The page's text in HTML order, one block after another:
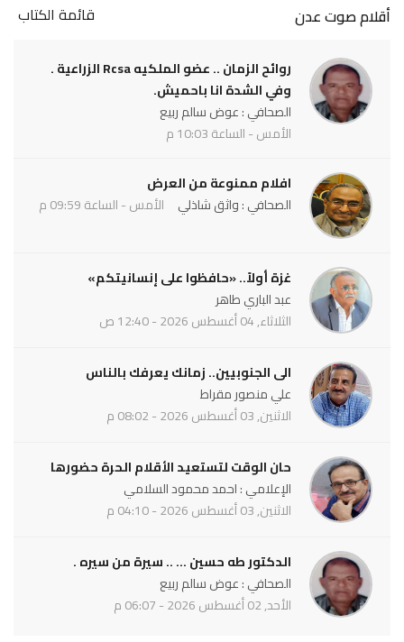
أقلام صوت عدن قائمة الكتاب
روائح الزمان .. عضو الملكيه Rcsa الزراعية .
وفي الشدة انا باحميش.
الصحافي : عوض سالم ربيع
الأمس - الساعة 10:03 م
افلام ممنوعة من العرض
الصحافي : واثق شاذلي
الأمس - الساعة 09:59 م
غزة أولاً.. «حافظوا على إنسانيتكم»
عبد الباري طاهر
الثلاثاء, 04 أغسطس 2026 - 12:40 ص
الى الجنوبيين.. زمانك يعرفك بالناس
علي منصور مقراط
الاثنين, 03 أغسطس 2026 - 08:02 م
حان الوقت لتستعيد الأقلام الحرة حضورها
الإعلامي : احمد محمود السلامي
الاثنين, 03 أغسطس 2026 - 04:10 م
الدكتور طه حسين ... .. سيرة من سيره .
الصحافي : عوض سالم ربيع
الأحد, 02 أغسطس 2026 - 06:07 م